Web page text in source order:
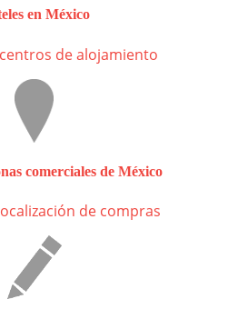
en México
de alojamiento
comerciales de México
de compras